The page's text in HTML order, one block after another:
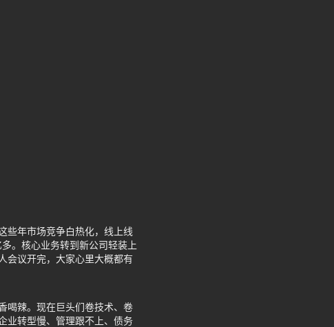
些年市场竞争白热化，线上线
。核心业务转到新公司轻装上
会议开完，大家心里大概都有
喝辣。现在巨头们卷技术、卷
业转型慢、管理跟不上、债务